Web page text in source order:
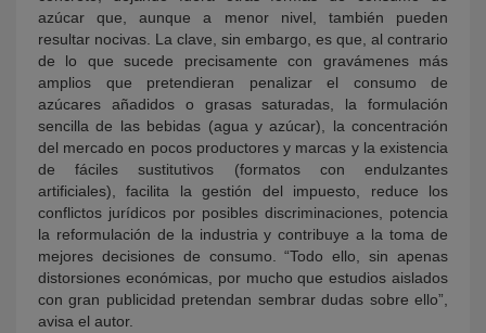
azúcar que, aunque a menor nivel, también pueden
resultar nocivas. La clave, sin embargo, es que, al contrario
de lo que sucede precisamente con gravámenes más
amplios que pretendieran penalizar el consumo de
azúcares añadidos o grasas saturadas, la formulación
sencilla de las bebidas (agua y azúcar), la concentración
del mercado en pocos productores y marcas y la existencia
de fáciles sustitutivos (formatos con endulzantes
artificiales), facilita la gestión del impuesto, reduce los
conflictos jurídicos por posibles discriminaciones, potencia
la reformulación de la industria y contribuye a la toma de
mejores decisiones de consumo. “Todo ello, sin apenas
distorsiones económicas, por mucho que estudios aislados
con gran publicidad pretendan sembrar dudas sobre ello”,
avisa el autor.